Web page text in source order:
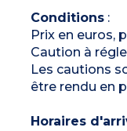
Conditions:
Prix en euros,
Caution à
Les cautions
être rendu en
Horaires